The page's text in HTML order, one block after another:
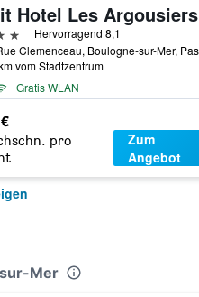
Hotel Les Argousiers
Hervorragend 8,1
vom Stadtzentrum
Gratis WLAN
pro
Zum
Angebot
Mer